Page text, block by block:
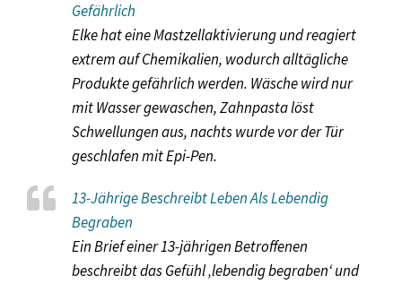
Gefährlich
Elke hat eine Mastzellaktivierung und reagiert
extrem auf Chemikalien, wodurch alltägliche
Produkte gefährlich werden. Wäsche wird nur
mit Wasser gewaschen, Zahnpasta löst
Schwellungen aus, nachts wurde vor der Tür
geschlafen mit Epi-Pen.
13-Jährige Beschreibt Leben Als Lebendig
Begraben
Ein Brief einer 13-jährigen Betroffenen
beschreibt das Gefühl ‚lebendig begraben‘ und